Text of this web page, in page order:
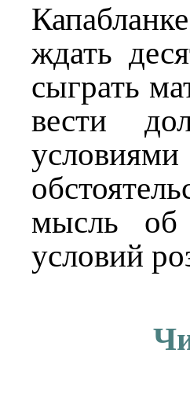
ждать
сыграть
вести
мысль об
условий